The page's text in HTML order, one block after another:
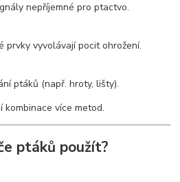
nepříjemné pro ptactvo.
prvky vyvolávají pocit ohrožení.
ptáků (např. hroty, lišty).
více metod.
ptáků použít?